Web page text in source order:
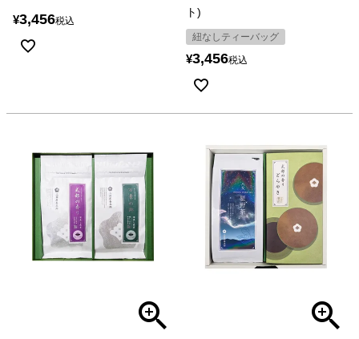
¥3,456税込
ト)
紐なしティーバッグ
¥3,456税込